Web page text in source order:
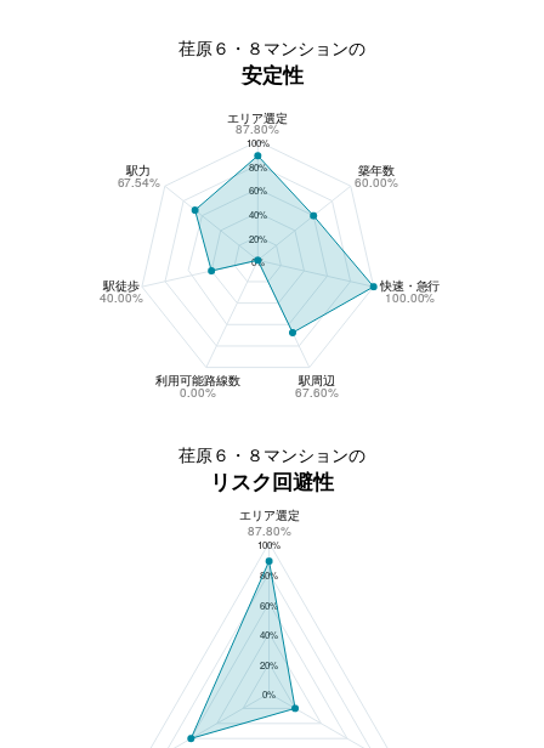
荏原６・８マンションの
安定性
100%
80%
60%
40%
20%
0%
エリア選定
87.80%
駅力
67.54%
駅徒歩
40.00%
利用可能路線数
0.00%
駅周辺
67.60%
快速・急行
100.00%
築年数
60.00%
荏原６・８マンションの
リスク回避性
荏原６・８マンションのリスク回避性
100%
80%
60%
40%
20%
0%
エリア選定
87.80%